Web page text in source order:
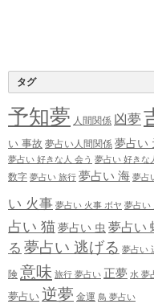
タグ
予知夢 人間関係 凶夢
い 事故 夢占い人間関係 夢占い
夢占い 好きな人 会う 夢占い 好きな
数字 夢占い 旅行 夢占い 海 夢占
い 火事 夢占い 火事 ボヤ 夢占い
占い 猫夢占い 虫 夢占い
る 夢占い 逃げる 夢占い
険 意味 旅行 夢占い 正夢 水 夢
夢占い 逆夢 金運 鳥 夢占い